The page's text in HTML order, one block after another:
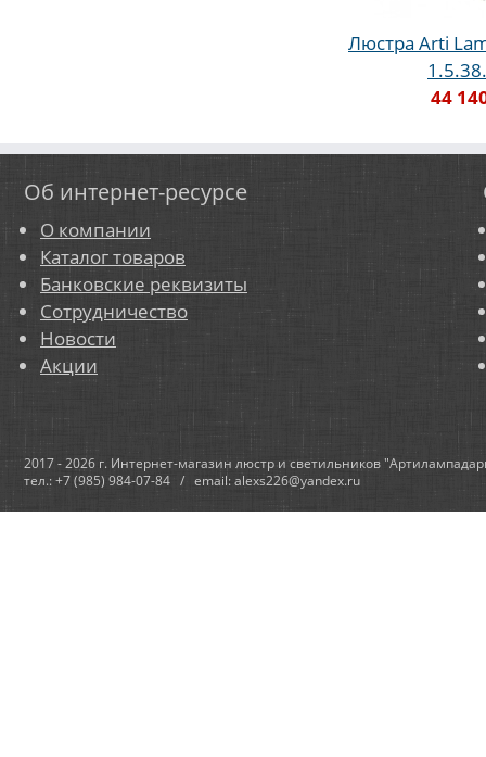
Люстра Arti
44
Об интернет-ресурсе
О компании
Каталог товаров
Банковские реквизиты
Сотрудничество
Новости
Акции
2017 - 2026 г. Интернет-магазин люстр и светильников
тел.: +7 (985) 984-07-84 / email: alexs226@yandex.ru